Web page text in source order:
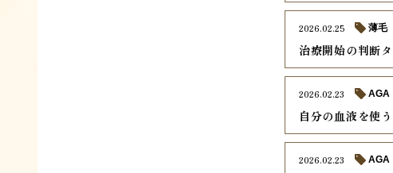
治療開始の判断
2026.02.25 薄毛
自分の血液を使
2026.02.23 AGA
2026.02.23 AGA